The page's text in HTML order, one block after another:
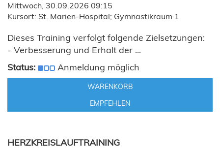
Mittwoch, 30.09.2026 09:15
Kursort: St. Marien-Hospital; Gymnastikraum 1
Dieses Training verfolgt folgende Zielsetzungen:
- Verbesserung und Erhalt der ...
Status:
Anmeldung möglich
WARENKORB
EMPFEHLEN
HERZKREISLAUFTRAINING